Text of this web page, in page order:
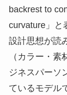
backrest to
curvature」と
設計思想が読
（カラー・
ジネスパーソ
ているモデル